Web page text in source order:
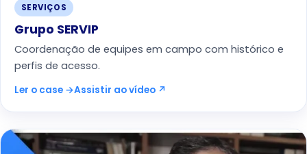
SERVIÇOS
Grupo SERVIP
Coordenação de equipes em campo com histórico e
perfis de acesso.
Ler o case →Assistir ao vídeo ↗